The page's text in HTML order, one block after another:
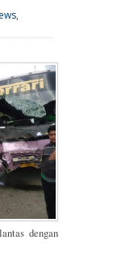
,
dengan